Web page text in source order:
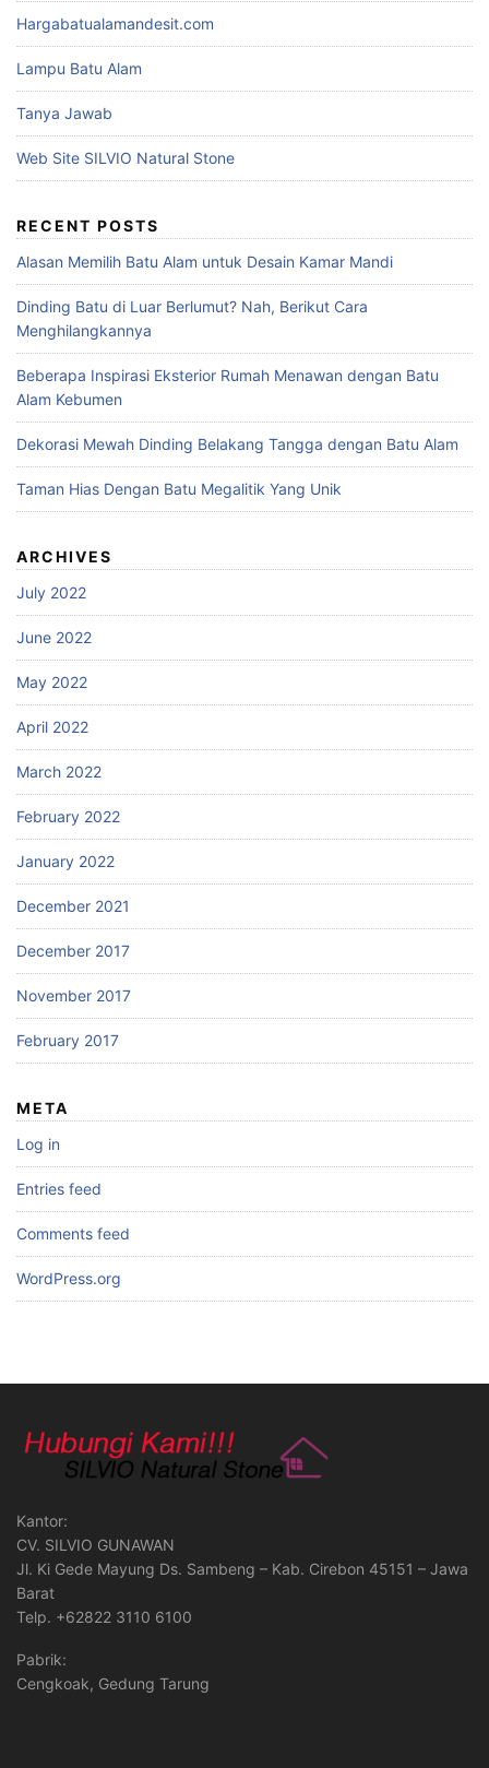
Hargabatualamandesit.com
Lampu Batu Alam
Tanya Jawab
Web Site SILVIO Natural Stone
RECENT POSTS
Alasan Memilih Batu Alam untuk Desain Kamar Mandi
Dinding Batu di Luar Berlumut? Nah, Berikut Cara
Menghilangkannya
Beberapa Inspirasi Eksterior Rumah Menawan dengan Batu
Alam Kebumen
Dekorasi Mewah Dinding Belakang Tangga dengan Batu Alam
Taman Hias Dengan Batu Megalitik Yang Unik
ARCHIVES
July 2022
June 2022
May 2022
April 2022
March 2022
February 2022
January 2022
December 2021
December 2017
November 2017
February 2017
META
Log in
Entries feed
Comments feed
WordPress.org
Kantor:
CV. SILVIO GUNAWAN
Jl. Ki Gede Mayung Ds. Sambeng – Kab. Cirebon 45151 – Jawa
Barat
Telp. +62822 3110 6100
Pabrik:
Cengkoak, Gedung Tarung